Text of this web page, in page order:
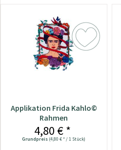
Applikation Frida Kahlo©
Rahmen
4,80 € *
Grundpreis (4,80 € * / 1 Stück)